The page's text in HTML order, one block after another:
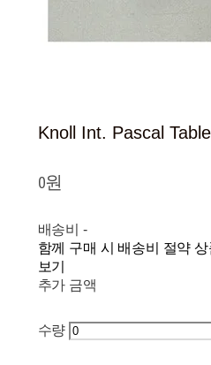
Knoll Int. Pascal Table
0원
배송비 -
함께 구매 시 배송비 절약 상
보기
추가 금액
수량